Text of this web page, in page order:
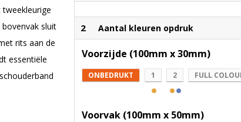
sluit
rits aan de
essentiële
2 Aantal kleuren opdruk
Voorzijde (100mm x 30mm)
ONBEDRUKT 1 2 FULL
Voorvak (100mm x 50mm)